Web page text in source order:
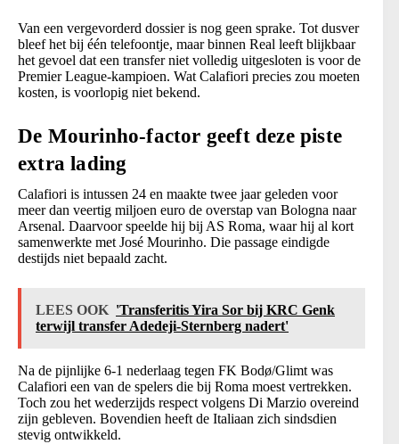
Van een vergevorderd dossier is nog geen sprake. Tot dusver
bleef het bij één telefoontje, maar binnen Real leeft blijkbaar
het gevoel dat een transfer niet volledig uitgesloten is voor de
Premier League-kampioen. Wat Calafiori precies zou moeten
kosten, is voorlopig niet bekend.
De Mourinho-factor geeft deze piste
extra lading
Calafiori is intussen 24 en maakte twee jaar geleden voor
meer dan veertig miljoen euro de overstap van Bologna naar
Arsenal. Daarvoor speelde hij bij AS Roma, waar hij al kort
samenwerkte met José Mourinho. Die passage eindigde
destijds niet bepaald zacht.
LEES OOK 'Transferitis Yira Sor bij KRC Genk
terwijl transfer Adedeji-Sternberg nadert'
Na de pijnlijke 6-1 nederlaag tegen FK Bodø/Glimt was
Calafiori een van de spelers die bij Roma moest vertrekken.
Toch zou het wederzijds respect volgens Di Marzio overeind
zijn gebleven. Bovendien heeft de Italiaan zich sindsdien
stevig ontwikkeld.